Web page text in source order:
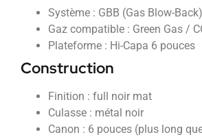
Système : GBB (Gas Blow-Back)
Gaz compatible : Green Gas /
Plateforme : Hi-Capa 6 pouces
Construction
Finition : full noir mat
Culasse : métal noir
Canon : 6 pouces (plus long